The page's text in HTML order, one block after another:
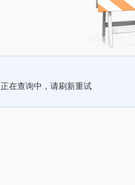
正在查询中，请刷新重试